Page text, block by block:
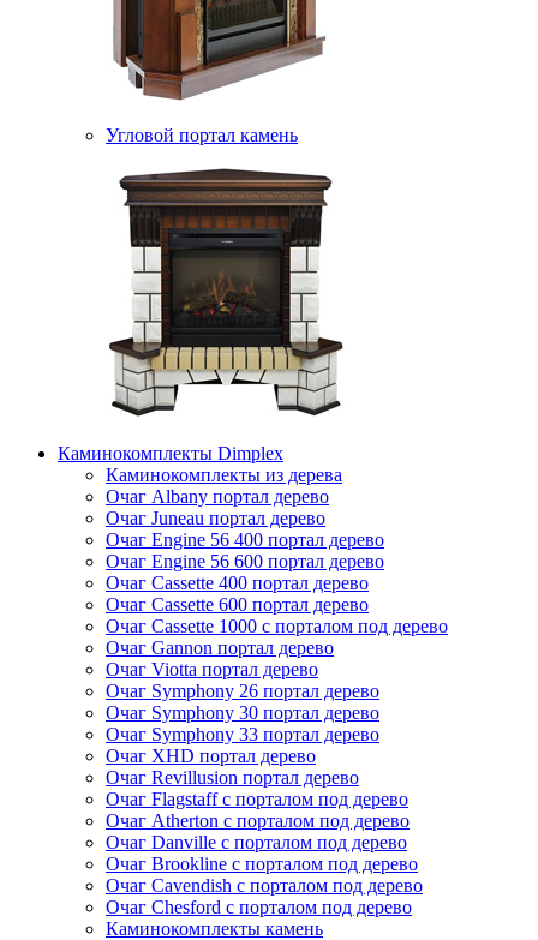
Угловой портал камень
Каминокомплекты Dimplex
Каминокомплекты из дерева
Очаг Albany портал дерево
Очаг Juneau портал дерево
Очаг Engine 56 400 портал дерево
Очаг Engine 56 600 портал дерево
Очаг Cassette 400 портал дерево
Очаг Cassette 600 портал дерево
Очаг Cassette 1000 с порталом под дерево
Очаг Gannon портал дерево
Очаг Viotta портал дерево
Очаг Symphony 26 портал дерево
Очаг Symphony 30 портал дерево
Очаг Symphony 33 портал дерево
Очаг XHD портал дерево
Очаг Revillusion портал дерево
Очаг Flagstaff с порталом под дерево
Очаг Atherton с порталом под дерево
Очаг Danville с порталом под дерево
Очаг Brookline с порталом под дерево
Очаг Cavendish с порталом под дерево
Очаг Chesford с порталом под дерево
Каминокомплекты камень